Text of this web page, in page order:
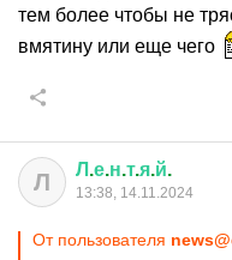
тем более чтобы не
вмятину или еще чего
Л Л .е.н.т.я.й.
13:38, 14.11.2024
От пользователя